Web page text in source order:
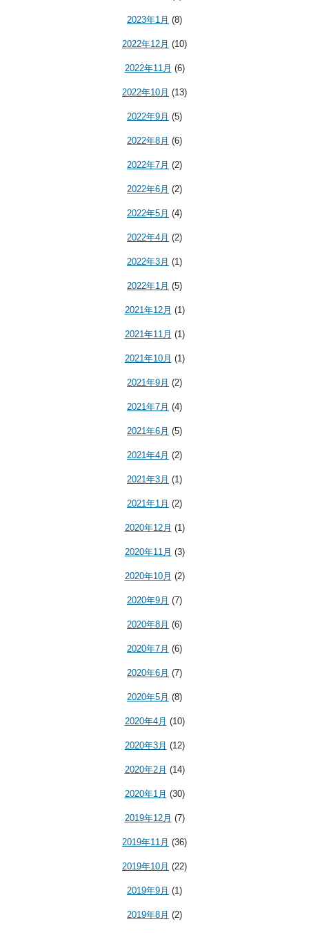
2023年1月 (8)
2022年12月 (10)
2022年11月 (6)
2022年10月 (13)
2022年9月 (5)
2022年8月 (6)
2022年7月 (2)
2022年6月 (2)
2022年5月 (4)
2022年4月 (2)
2022年3月 (1)
2022年1月 (5)
2021年12月 (1)
2021年11月 (1)
2021年10月 (1)
2021年9月 (2)
2021年7月 (4)
2021年6月 (5)
2021年4月 (2)
2021年3月 (1)
2021年1月 (2)
2020年12月 (1)
2020年11月 (3)
2020年10月 (2)
2020年9月 (7)
2020年8月 (6)
2020年7月 (6)
2020年6月 (7)
2020年5月 (8)
2020年4月 (10)
2020年3月 (12)
2020年2月 (14)
2020年1月 (30)
2019年12月 (7)
2019年11月 (36)
2019年10月 (22)
2019年9月 (1)
2019年8月 (2)